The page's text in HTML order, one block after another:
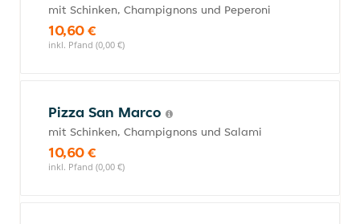
mit Schinken, Champignons und Peperoni
10,60 €
inkl. Pfand (0,00 €)
Pizza San Marco
mit Schinken, Champignons und Salami
10,60 €
inkl. Pfand (0,00 €)